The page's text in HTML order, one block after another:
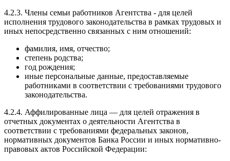
4.2.3. Члены семьи работников Агентства - для целей
исполнения трудового законодательства в рамках трудовых и
иных непосредственно связанных с ним отношений:
фамилия, имя, отчество;
степень родства;
год рождения;
иные персональные данные, предоставляемые
работниками в соответствии с требованиями трудового
законодательства.
4.2.4. Аффилированные лица — для целей отражения в
отчетных документах о деятельности Агентства в
соответствии с требованиями федеральных законов,
нормативных документов Банка России и иных нормативно-
правовых актов Российской Федерации: